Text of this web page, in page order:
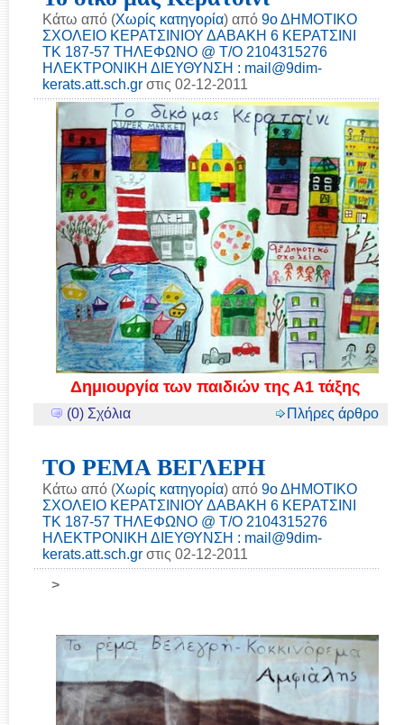
Κάτω από (Χωρίς κατηγορία) από 9ο ΔΗΜΟΤΙΚΟ
ΣΧΟΛΕΙΟ ΚΕΡΑΤΣΙΝΙΟΥ ΔΑΒΑΚΗ 6 ΚΕΡΑΤΣΙΝΙ
ΤΚ 187-57 ΤΗΛΕΦΩΝΟ @ Τ/Ο 2104315276
ΗΛΕΚΤΡΟΝΙΚΗ ΔΙΕΥΘΥΝΣΗ : mail@9dim-
kerats.att.sch.gr στις 02-12-2011
Δημιουργία των παιδιών της Α1 τάξης
(0) Σχόλια Πλήρες άρθρο
ΤΟ ΡΕΜΑ ΒΕΓΛΕΡΗ
Κάτω από (Χωρίς κατηγορία) από 9ο ΔΗΜΟΤΙΚΟ
ΣΧΟΛΕΙΟ ΚΕΡΑΤΣΙΝΙΟΥ ΔΑΒΑΚΗ 6 ΚΕΡΑΤΣΙΝΙ
ΤΚ 187-57 ΤΗΛΕΦΩΝΟ @ Τ/Ο 2104315276
ΗΛΕΚΤΡΟΝΙΚΗ ΔΙΕΥΘΥΝΣΗ : mail@9dim-
kerats.att.sch.gr στις 02-12-2011
>